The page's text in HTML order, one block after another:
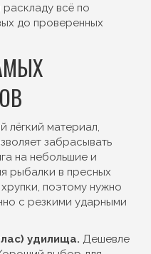
раскладу всё по
до проверенных
лёгкий материал,
забрасывать
на небольшие и
рыбалки в пресных
поэтому нужно
с резкими ударными
удилища. Дешевле